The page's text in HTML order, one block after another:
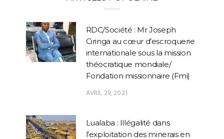
RDC/Société : Mr Joseph
Ciringa au cœur d’escroquerie
internationale sous la mission
théocratique mondiale/
Fondation missionnaire (Fmi)
AVRIL 29, 2021
Lualaba : Illégalité dans
l’exploitation des minerais en